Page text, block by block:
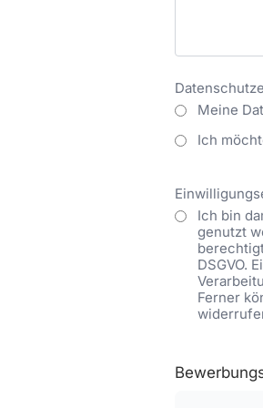
Meine
Ich
Ich bin
genutzt
DSGVO.
Ferner